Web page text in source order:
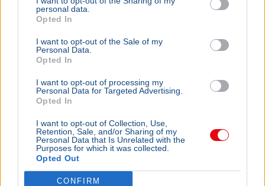
personal data.
Opted In
I want to opt-out of the Sale of my
Personal Data.
Opted In
I want to opt-out of processing my
Personal Data for Targeted Advertising.
Opted In
I want to opt-out of Collection, Use,
Retention, Sale, and/or Sharing of my
Personal Data that Is Unrelated with the
Purposes for which it was collected.
Opted Out
CONFIRM
KÜLFÖLD
Ismét megrongálták Radnóti Miklós
A szerbiai Borban ismét megrongálták Radnóti
Miklós szobrát, a vajdasági Magyar Nemzeti
A bajor
látogatott
Ajánljuk még
KÜLFÖLD 2026. augusztus 4.
Franciaországban is három reaktort
állítottak le a hőség miatt